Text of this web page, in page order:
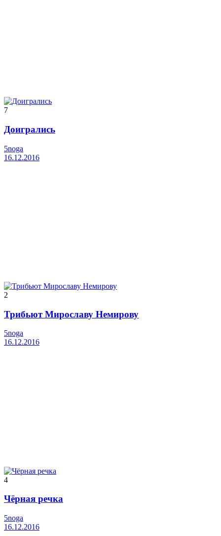
7
Доигрались
5noga
16.12.2016
2
Трибьют Мирославу Немирову
5noga
16.12.2016
4
Чёрная речка
5noga
16.12.2016